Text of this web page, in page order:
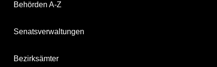
Behörden A-Z
Senatsverwaltungen
Bezirksämter